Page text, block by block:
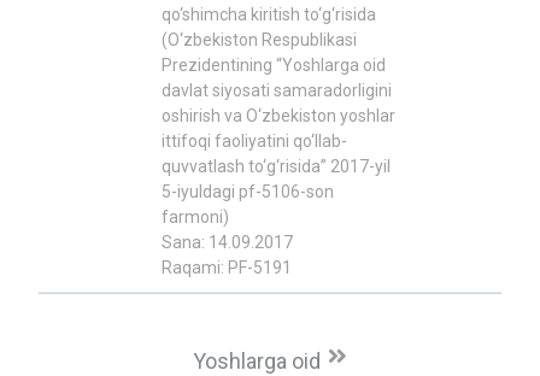
qo‘shimcha kiritish to‘g‘risida
(O‘zbekiston Respublikasi
Prezidentining “Yoshlarga oid
davlat siyosati samaradorligini
oshirish va O‘zbekiston yoshlar
ittifoqi faoliyatini qo‘llab-
quvvatlash to‘g‘risida” 2017-yil
5-iyuldagi pf-5106-son
farmoni)
Sana: 14.09.2017
Raqami: PF-5191
Yoshlarga oid